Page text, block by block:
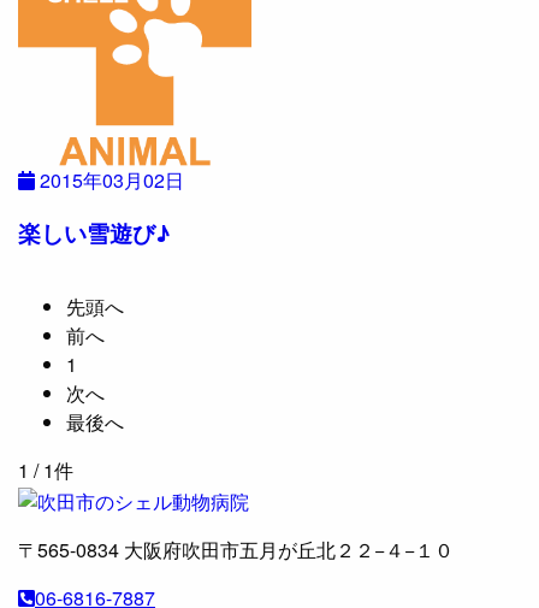
2015年03月02日
楽しい雪遊び♪
先頭へ
前へ
1
次へ
最後へ
1 / 1件
〒565-0834 大阪府吹田市五月が丘北２２−４−１０
06-6816-7887